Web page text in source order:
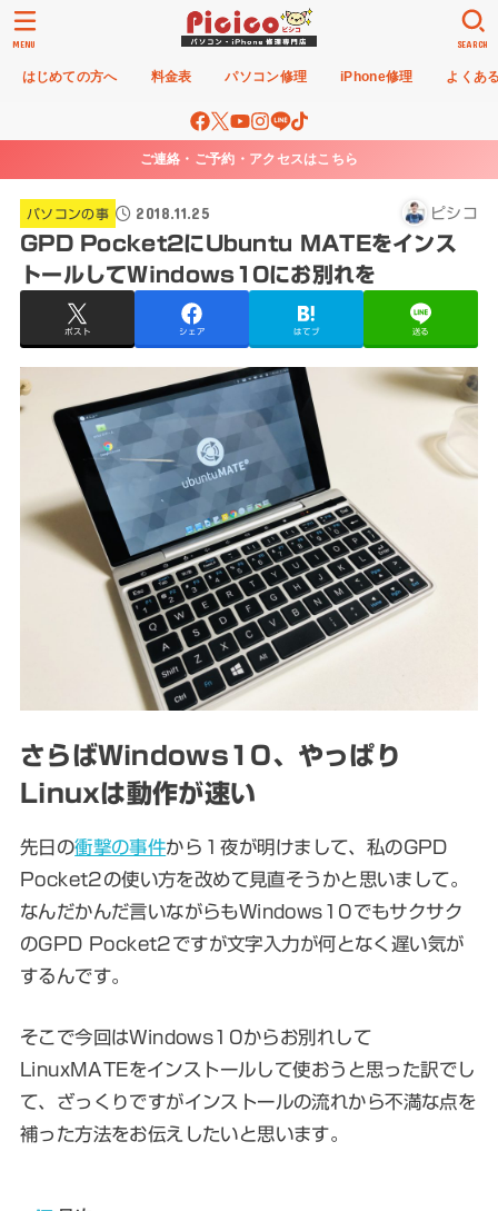
はじめての方へ 料金表 パソコン修理 iPhone修理 よくあ
SEARCH
MENU
ご連絡・ご予約・アクセスはこちら
パソコンの事 2018.11.25 ピシコ
GPD Pocket2にUbuntu MATEをインス
トールしてWindows10にお別れを
ポスト シェア はてブ 送る
さらばWindows10、やっぱり
Linuxは動作が速い
先日の衝撃の事件から１夜が明けまして、私のGPD
Pocket2の使い方を改めて見直そうかと思いまして。
なんだかんだ言いながらもWindows10でもサクサク
のGPD Pocket2ですが文字入力が何となく遅い気が
するんです。
そこで今回はWindows10からお別れして
LinuxMATEをインストールして使おうと思った訳でし
て、ざっくりですがインストールの流れから不満な点を
補った方法をお伝えしたいと思います。